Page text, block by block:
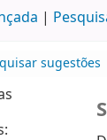
sugestões